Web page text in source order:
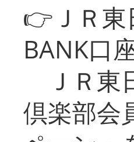
👉ＪＲ東
BANK口
ＪＲ東
倶楽部会